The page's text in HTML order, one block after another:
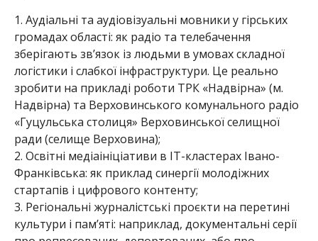
1. Аудіальні та аудіовізуальні мовники у гірських
громадах області: як радіо та телебачення
зберігають зв’язок із людьми в умовах складної
логістики і слабкої інфраструктури. Це реально
зробити на прикладі роботи ТРК «Надвірна» (м.
Надвірна) та Верховинського комунального радіо
«Гуцульська столиця» Верховинської селищної
ради (селище Верховина);
2. Освітні медіаініціативи в ІТ-кластерах Івано-
Франківська: як приклад синергії молодіжних
стартапів і цифрового контенту;
3. Регіональні журналістські проєкти на перетині
культури і пам’яті: наприклад, документальні серії